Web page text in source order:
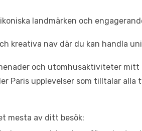
landmärken och
kreativa nav där du kan handla
och utomhusaktiviteter mitt
Paris upplevelser som tilltalar alla
mesta av ditt besök: